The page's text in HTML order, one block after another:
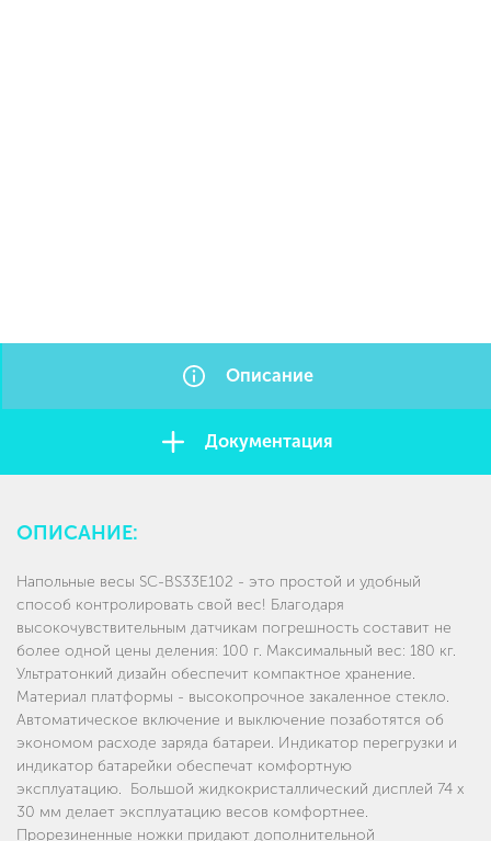
Описание
Документация
ОПИСАНИЕ:
Напольные весы SC-BS33E102 - это простой и удобный
способ контролировать свой вес! Благодаря
высокочувствительным датчикам погрешность составит не
более одной цены деления: 100 г. Максимальный вес: 180 кг.
Ультратонкий дизайн обеспечит компактное хранение.
Материал платформы - высокопрочное закаленное стекло.
Автоматическое включение и выключение позаботятся об
экономом расходе заряда батареи. Индикатор перегрузки и
индикатор батарейки обеспечат комфортную
эксплуатацию. Большой жидкокристаллический дисплей 74 x
30 мм делает эксплуатацию весов комфортнее.
Прорезиненные ножки придают дополнительной